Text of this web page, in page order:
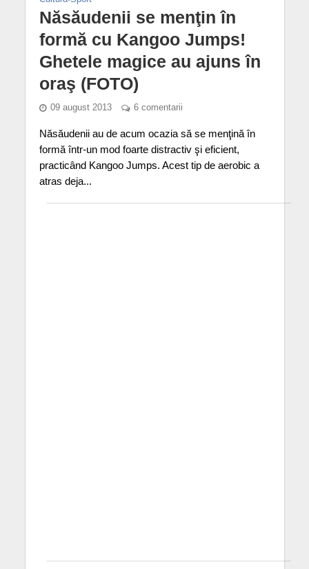
Năsăudenii se menţin în
formă cu Kangoo Jumps!
Ghetele magice au ajuns în
oraş (FOTO)
09 august 2013 6 comentarii
Năsăudenii au de acum ocazia să se menţină în
formă într-un mod foarte distractiv şi eficient,
practicând Kangoo Jumps. Acest tip de aerobic a
atras deja...